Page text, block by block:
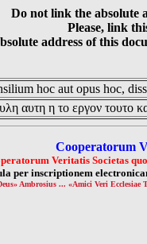
Do not link the absolute
Please, link
address of this
hoc aut opus hoc,
αυτη η το εργον τουτο
Cooperatorum
Veritatis Societas
per inscriptionem
Ambrosius ... «Amici Veri